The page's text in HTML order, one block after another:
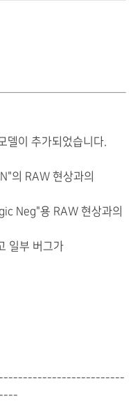
델이 추가되었습니다.
의 RAW 현상과의
Neg"용 RAW 현상과의
일부 버그가